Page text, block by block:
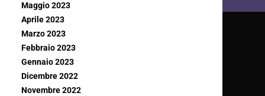
Maggio 2023
Aprile 2023
Marzo 2023
Febbraio 2023
Gennaio 2023
Dicembre 2022
Novembre 2022